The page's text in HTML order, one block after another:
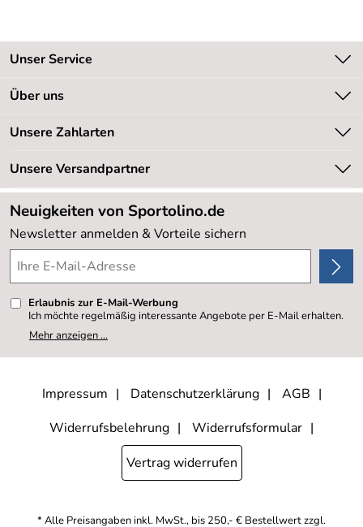
Unser Service
Kontakt
Newsletter
Retourenabwicklung
Lieferbedingungen
Kundenlogin
Über uns
Unsere Bestseller
Neu
Sale %
Kundenbewertungen (20.177)
4,8/5*****
Unsere Zahlarten
Unsere Versandpartner
Neuigkeiten von Sportolino.de
Newsletter anmelden & Vorteile sichern
Erlaubnis zur E-Mail-Werbung
Ich möchte regelmäßig interessante Angebote per E-Mail erhalten.
Meine E-Mail-Adresse wird nicht an andere Unternehmen
weitergegeben. Zu statistischen Zwecken wird in anonymer Form
kann ich jederzeit mit Wirkung für die Zukunft widerrufen, indem ich
den Link "Abmelden" am Ende des Newsletters anklicke oder die
Datenschutzerklärung habe ich zur Kenntnis genommen.
Mehr anzeigen ...
Impressum Datenschutzerklärung
AGB
Widerrufsbelehrung
Widerrufsformular
Vertrag widerrufen
* Alle Preisangaben inkl. MwSt., bis 250,- € Bestellwert zzgl.